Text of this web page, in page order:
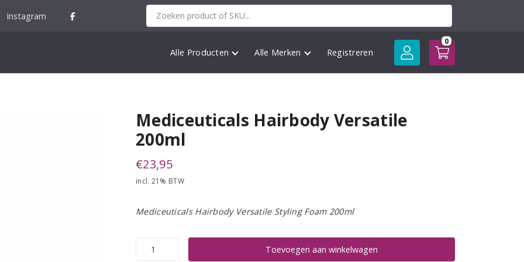
Instagram
Alle Producten Alle Merken Registreren
0
Mediceuticals Hairbody Versatile
200ml
€23,95
incl. 21% BTW
Mediceuticals Hairbody Versatile Styling Foam 200ml
Mediceuticals
Toevoegen aan winkelwagen